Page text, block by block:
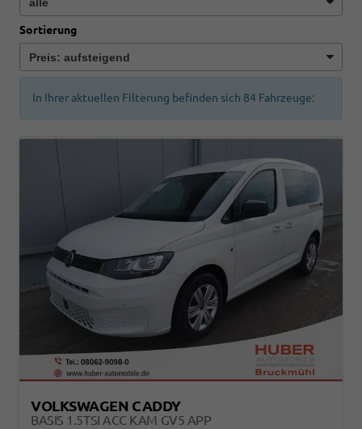
Sortierung
In Ihrer aktuellen Filterung befinden sich 84 Fahrzeuge:
VOLKSWAGEN CADDY
BASIS 1.5TSI ACC KAM GV5 APP